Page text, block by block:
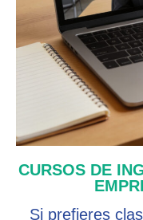
CURSOS DE
Si prefieres